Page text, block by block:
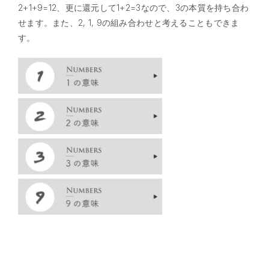
2+1+9=12、更に還元して1+2=3なので、3の本質を持ち合わ
せます。また、2, 1, 9の組み合わせと考えることもできま
す。